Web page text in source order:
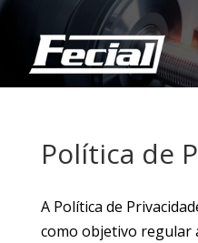
Política de
A Política de
como objetivo regular